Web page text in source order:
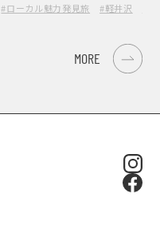
#ローカル魅力発見旅 #軽井沢
MORE